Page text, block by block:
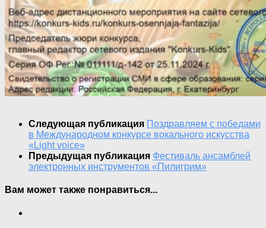
Следующая публикация Поздравляем с победами
в Международном конкурсе вокального искусства
«Light voice»
Предыдущая публикация Фестиваль ансамблей
электронных инструментов «Пилигрим»
Вам может также понравиться...